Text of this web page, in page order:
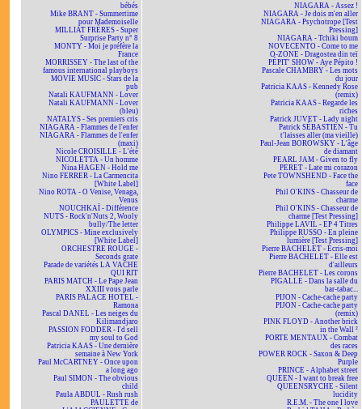
bébés
Mike BRANT - Summertime
pour Mademoiselle
MILLIAT FRÈRES - Super
Surprise Party n° 8
MONTY - Moi je préfère la
France
MORRISSEY - The last of the
famous international playboys
MOVIE MUSIC - Stars de la
pub
Natali KAUFMANN - Lover
Natali KAUFMANN - Lover
(bleu)
NATALYS - Ses premiers cris
NIAGARA - Flammes de l'enfer
NIAGARA - Flammes de l'enfer
(maxi)
Nicole CROISILLE - L'été
NICOLETTA - Un homme
Nina HAGEN - Hold me
Nino FERRER - La Carmencita
[White Label]
Nino ROTA - O Venise, Venaga,
Venus
NOUCHKAÏ - Différence
NUTS - Rock'n'Nuts 2, Wooly
bully/The letter
OLYMPICS - Mine exclusively
[White Label]
ORCHESTRE ROUGE -
Seconds grate
Parade de variétés LA VACHE
QUI RIT
PARIS MATCH - Le Pape Jean
XXIII vous parle
PARIS PALACE HOTEL -
Ramona
Pascal DANEL - Les neiges du
Kilimandjaro
PASSION FODDER - I'd sell
my soul to God
Patricia KAAS - Une dernière
semaine à New York
Paul McCARTNEY - Once upon
a long ago
Paul SIMON - The obvious
child
Paula ABDUL - Rush rush
PAULETTE de
NIAGARA - Assez !
NIAGARA - Je dois m'en aller
NIAGARA - Psychotrope [Test
Pressing]
NIAGARA - Tchiki boum
NOVECENTO - Come to me
O-ZONE - Dragostea din teï
PÉPIT' SHOW - Aye Pépito !
Pascale CHAMBRY - Les mots
du jour
Patricia KAAS - Kennedy Rose
(remix)
Patricia KAAS - Regarde les
riches
Patrick JUVET - Lady night
Patrick SÉBASTIEN - Tu
t'laisses aller (ma vieille)
Paul-Jean BOROWSKY - L'âge
de diamant
PEARL JAM - Given to fly
PERET - Late mi corazon
Pete TOWNSHEND - Face the
face
Phil O'KINS - Chasseur de
charme
Phil O'KINS - Chasseur de
charme [Test Pressing]
Philippe LAVIL - EP 4 Titres
Philippe RUSSO - En pleine
lumière [Test Pressing]
Pierre BACHELET - Écris-moi
Pierre BACHELET - Elle est
d'ailleurs
Pierre BACHELET - Les corons
PIGALLE - Dans la salle du
bar-tabac...
PIJON - Cache-cache party
PIJON - Cache-cache party
(remix)
PINK FLOYD - Another brick
in the Wall ²
PORTE MENTAUX - Combat
des races
POWER ROCK - Saxon & Deep
Purple
PRINCE - Alphabet street
QUEEN - I want to break free
QUEENSRYCHE - Silent
lucidity
R.E.M. - The one I love